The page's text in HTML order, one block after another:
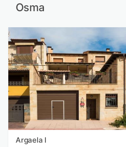
Osma
Argaela I